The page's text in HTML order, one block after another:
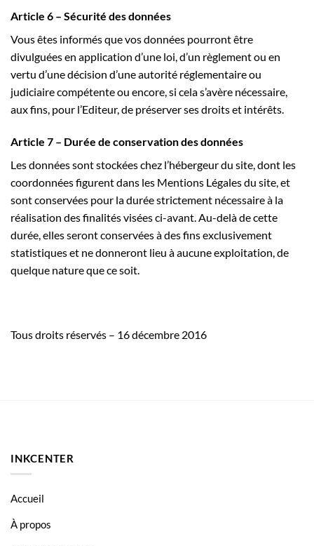
Article 6 – Sécurité des données
Vous êtes informés que vos données pourront être
divulguées en application d’une loi, d’un règlement ou en
vertu d’une décision d’une autorité réglementaire ou
judiciaire compétente ou encore, si cela s’avère nécessaire,
aux fins, pour l’Editeur, de préserver ses droits et intérêts.
Article 7 – Durée de conservation des données
Les données sont stockées chez l’hébergeur du site, dont les
coordonnées figurent dans les Mentions Légales du site, et
sont conservées pour la durée strictement nécessaire à la
réalisation des finalités visées ci-avant. Au-delà de cette
durée, elles seront conservées à des fins exclusivement
statistiques et ne donneront lieu à aucune exploitation, de
quelque nature que ce soit.
Tous droits réservés – 16 décembre 2016
INKCENTER
Accueil
À propos